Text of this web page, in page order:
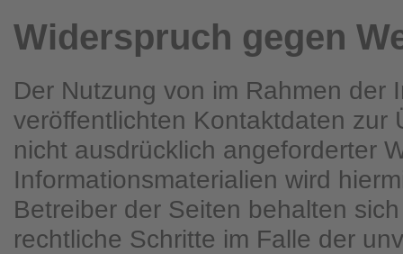
Widerspruch gegen
Der Nutzung von im Rahmen der
veröffentlichten Kontaktdaten zur
nicht ausdrücklich angeforderter
Informationsmaterialien wird
Betreiber der Seiten behalten
rechtliche Schritte im Falle der